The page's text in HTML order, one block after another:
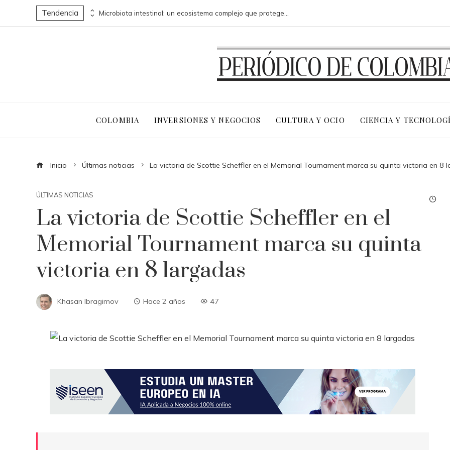
Tendencia Por qué las pruebas de conocimiento cero son clave para la transformación digital en negocios
COLOMBIA INVERSIONES Y NEGOCIOS CULTURA Y OCIO CIENCIA Y
Inicio Últimas noticias La victoria de Scottie Scheffler en el Memorial Tournament marca su quinta victoria en 8
ÚLTIMAS NOTICIAS
La victoria de Scottie Scheffler en el
Memorial Tournament marca su quinta
victoria en 8 largadas
Khasan Ibragimov Hace 2 años 47